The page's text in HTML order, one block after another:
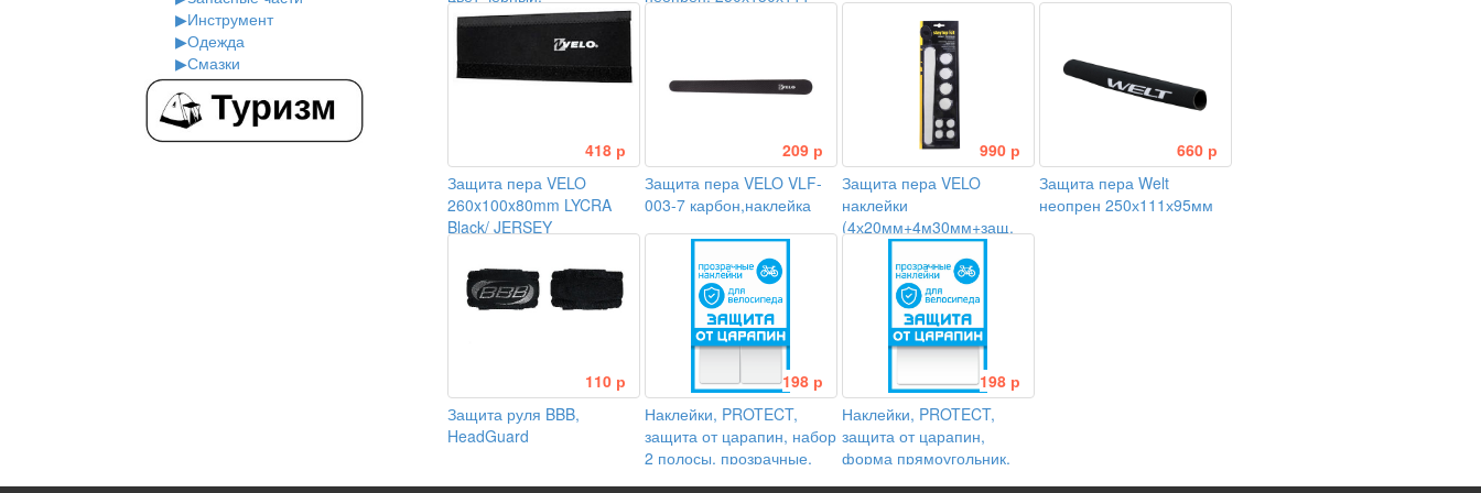
▶Инструмент
▶Одежда
▶Смазки
418 р
Защита пера VELO
260x100x80mm LYCRA
Black/ JERSEY
209 р
Защита пера VELO VLF-
003-7 карбон,наклейка
990 р
Защита пера VELO
наклейки
(4х20мм+4м30мм+защ.
пера) 3M Scotchlite
660 р
Защита пера Welt
неопрен 250х111х95мм
110 р
Защита руля BBB,
HeadGuard
198 р
Наклейки, PROTECT,
защита от царапин, набор
2 полосы, прозрачные,
198 р
Наклейки, PROTECT,
защита от царапин,
форма прямоугольник,